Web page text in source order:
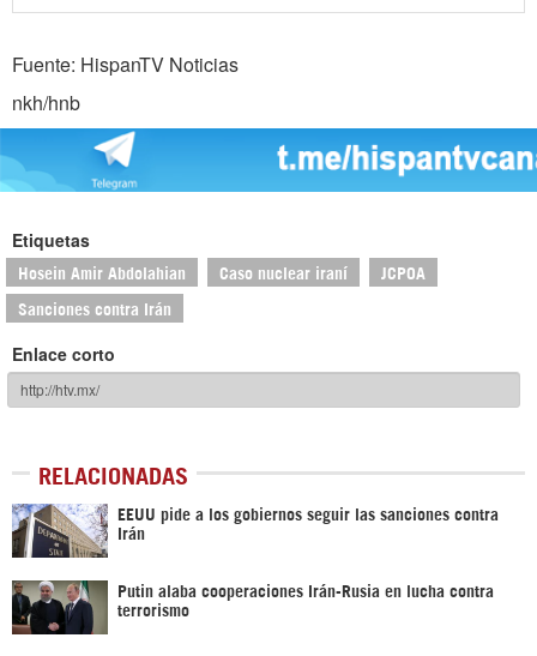
Fuente: HispanTV Noticias
nkh/hnb
Etiquetas
Hosein Amir Abdolahian Caso nuclear iraní JCPOA
Sanciones contra Irán
Enlace corto
RELACIONADAS
EEUU pide a los gobiernos seguir las sanciones contra
Irán
Putin alaba cooperaciones Irán-Rusia en lucha contra
terrorismo